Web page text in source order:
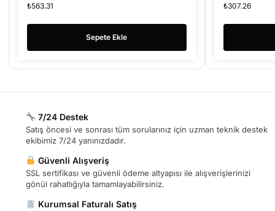
₺563.31
Sepete Ekle
₺307.26
7/24 Destek
Satış öncesi ve sonrası tüm sorularınız için uzman teknik destek
ekibimiz 7/24 yanınızdadır.
Güvenli Alışveriş
SSL sertifikası ve güvenli ödeme altyapısı ile alışverişlerinizi
gönül rahatlığıyla tamamlayabilirsiniz.
Kurumsal Faturalı Satış